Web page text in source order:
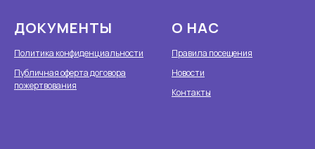
ДОКУМЕНТЫ
Политика конфиденциальности
Публичная оферта договора
пожертвования
О НАС
Правила посещения
Новости
Контакты